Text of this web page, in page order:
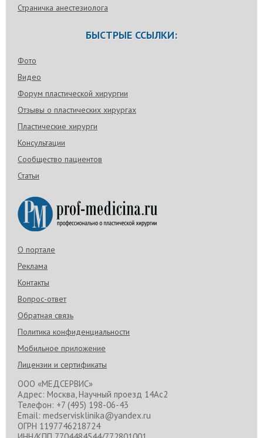
Страничка анестезиолога
БЫСТРЫЕ ССЫЛКИ:
Фото
Видео
Форум пластической хирургии
Отзывы о пластических хирургах
Пластические хирурги
Консультации
Сообщество пациентов
Статьи
О портале
Реклама
Контакты
Вопрос-ответ
Обратная связь
Политика конфиденциальности
Мобильное приложение
Лицензии и сертификаты
ООО «МЕДСЕРВИС»
Адрес: Москва, Научный проезд 14Ас2
Телефон: +7 (495) 198-06-43
Email: medservisklinika@yandex.ru
ОГРН 1197746218724